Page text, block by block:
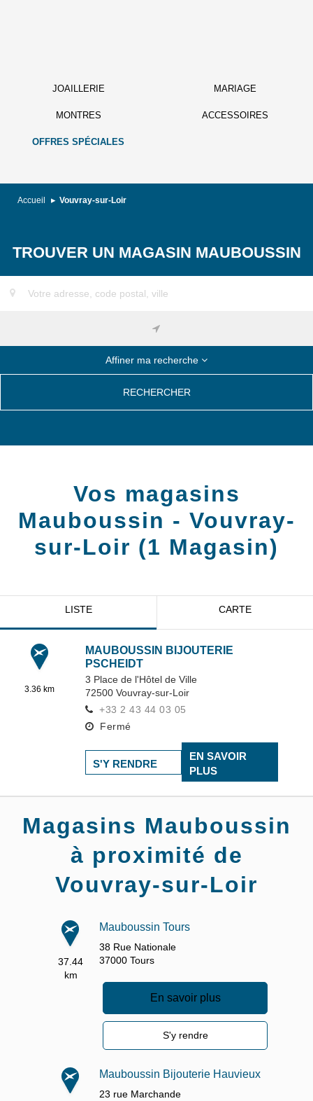
JOAILLERIE MARIAGE
MONTRES ACCESSOIRES
OFFRES SPÉCIALES
Accueil Vouvray-sur-Loir
TROUVER UN MAGASIN MAUBOUSSIN
Affiner ma recherche
RECHERCHER
Vos magasins
Mauboussin - Vouvray-
sur-Loir (1 Magasin)
LISTE CARTE
3.36 km
MAUBOUSSIN BIJOUTERIE
PSCHEIDT
3 Place de l'Hôtel de Ville
72500 Vouvray-sur-Loir
+33 2 43 44 03 05
Fermé
EN SAVOIR
PLUS
S'Y RENDRE
Magasins Mauboussin
à proximité de
Vouvray-sur-Loir
37.44
km
Mauboussin Tours
38 Rue Nationale
37000Tours
En savoir plus
S'y rendre
Mauboussin Bijouterie Hauvieux
23 rue Marchande